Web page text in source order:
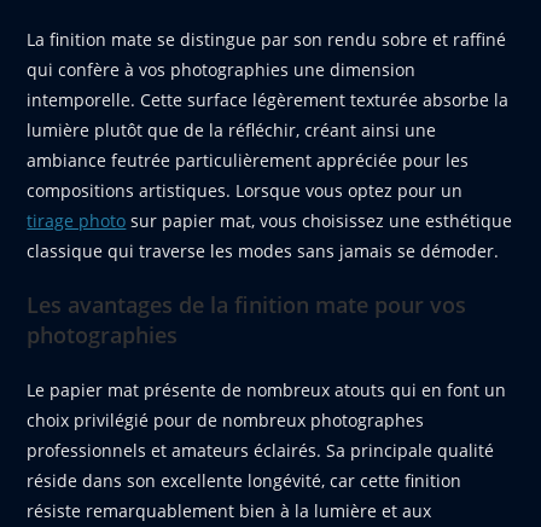
La finition mate se distingue par son rendu sobre et raffiné
qui confère à vos photographies une dimension
intemporelle. Cette surface légèrement texturée absorbe la
lumière plutôt que de la réfléchir, créant ainsi une
ambiance feutrée particulièrement appréciée pour les
compositions artistiques. Lorsque vous optez pour un
tirage photo sur papier mat, vous choisissez une esthétique
classique qui traverse les modes sans jamais se démoder.
Les avantages de la finition mate pour vos
photographies
Le papier mat présente de nombreux atouts qui en font un
choix privilégié pour de nombreux photographes
professionnels et amateurs éclairés. Sa principale qualité
réside dans son excellente longévité, car cette finition
résiste remarquablement bien à la lumière et aux